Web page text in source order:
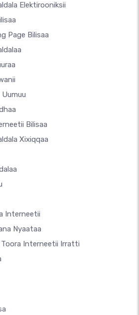
Elektirooniksii
Page Bilisaa
Bilisaa
Xixiqqaa
Interneetii
Nyaataa
Toora Interneetii Irratti